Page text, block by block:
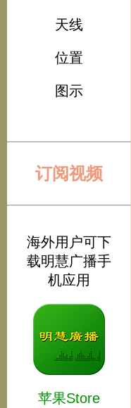
天线
位置
图示
订阅视频
海外用户可下
载明慧广播手
机应用
苹果Store